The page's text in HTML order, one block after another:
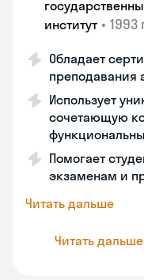
институт • 1993
Обладает
преподавания
Использует
сочетающую
Помогает
экзаменам и
Читать дальше
Читать дальше